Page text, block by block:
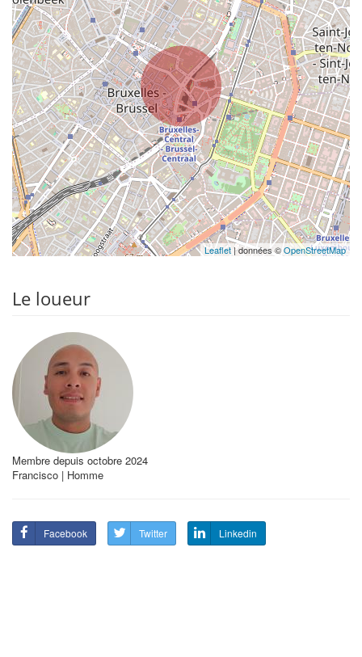
Leaflet| données ©OpenStreetMap
Le loueur
Membre depuis octobre 2024
Francisco | Homme
Facebook Twitter Linkedin